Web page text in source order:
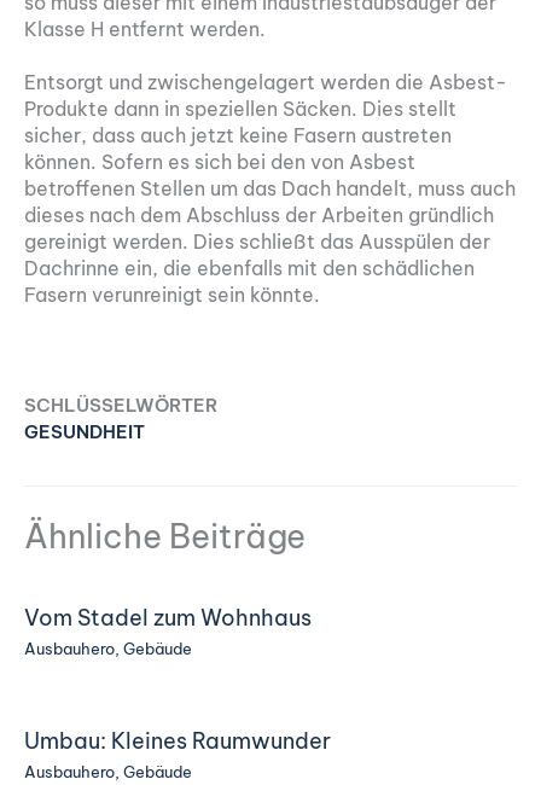
Klasse H entfernt werden.
Entsorgt und zwischengelagert werden die Asbest-
Produkte dann in speziellen Säcken. Dies stellt
sicher, dass auch jetzt keine Fasern austreten
können. Sofern es sich bei den von Asbest
betroffenen Stellen um das Dach handelt, muss auch
dieses nach dem Abschluss der Arbeiten gründlich
gereinigt werden. Dies schließt das Ausspülen der
Dachrinne ein, die ebenfalls mit den schädlichen
Fasern verunreinigt sein könnte.
SCHLÜSSELWÖRTER
GESUNDHEIT
Ähnliche Beiträge
Vom Stadel zum Wohnhaus
Ausbauhero Gebäude
Umbau: Kleines Raumwunder
Ausbauhero, Gebäude